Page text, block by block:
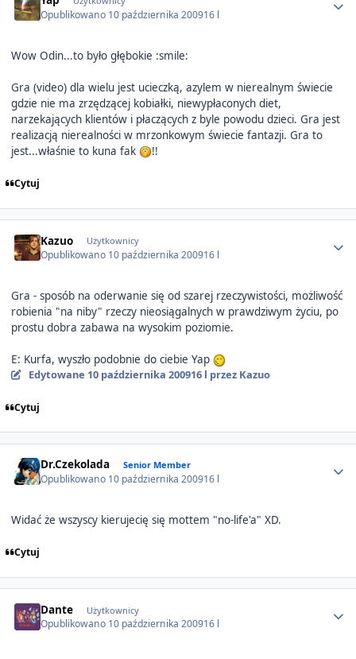
Opublikowano 10 października 200916 l
Wow Odin...to było głębokie :smile:
Gra (video) dla wielu jest ucieczką, azylem w nierealnym świecie
gdzie nie ma zrzędzącej kobiałki, niewypłaconych diet,
narzekających klientów i płaczących z byle powodu dzieci. Gra jest
realizacją nierealności w mrzonkowym świecie fantazji. Gra to
jest...właśnie to kuna fak
!!
Cytuj
Kazuo Użytkownicy
Opublikowano 10 października 200916 l
Gra - sposób na oderwanie się od szarej rzeczywistości, możliwość
robienia "na niby" rzeczy nieosiągalnych w prawdziwym życiu, po
prostu dobra zabawa na wysokim poziomie.
E: Kurfa, wyszło podobnie do ciebie Yap
Edytowane 10 października 200916 l przez Kazuo
Cytuj
Dr.Czekolada Senior Member
Opublikowano 10 października 200916 l
Widać że wszyscy kierujecię się mottem "no-life'a" XD.
Cytuj
Dante Użytkownicy
Opublikowano 10 października 200916 l